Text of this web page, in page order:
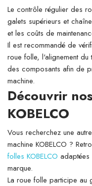
Le contrôle régulier des
galets supérieurs et
et les coûts de
Il est recommandé de
roue folle, l'alignement du
des composants afin de
machine.
Découvrir
KOBELCO
Vous recherchez une
machine KOBELCO ?
folles KOBELCO
marque.
La roue folle participe au